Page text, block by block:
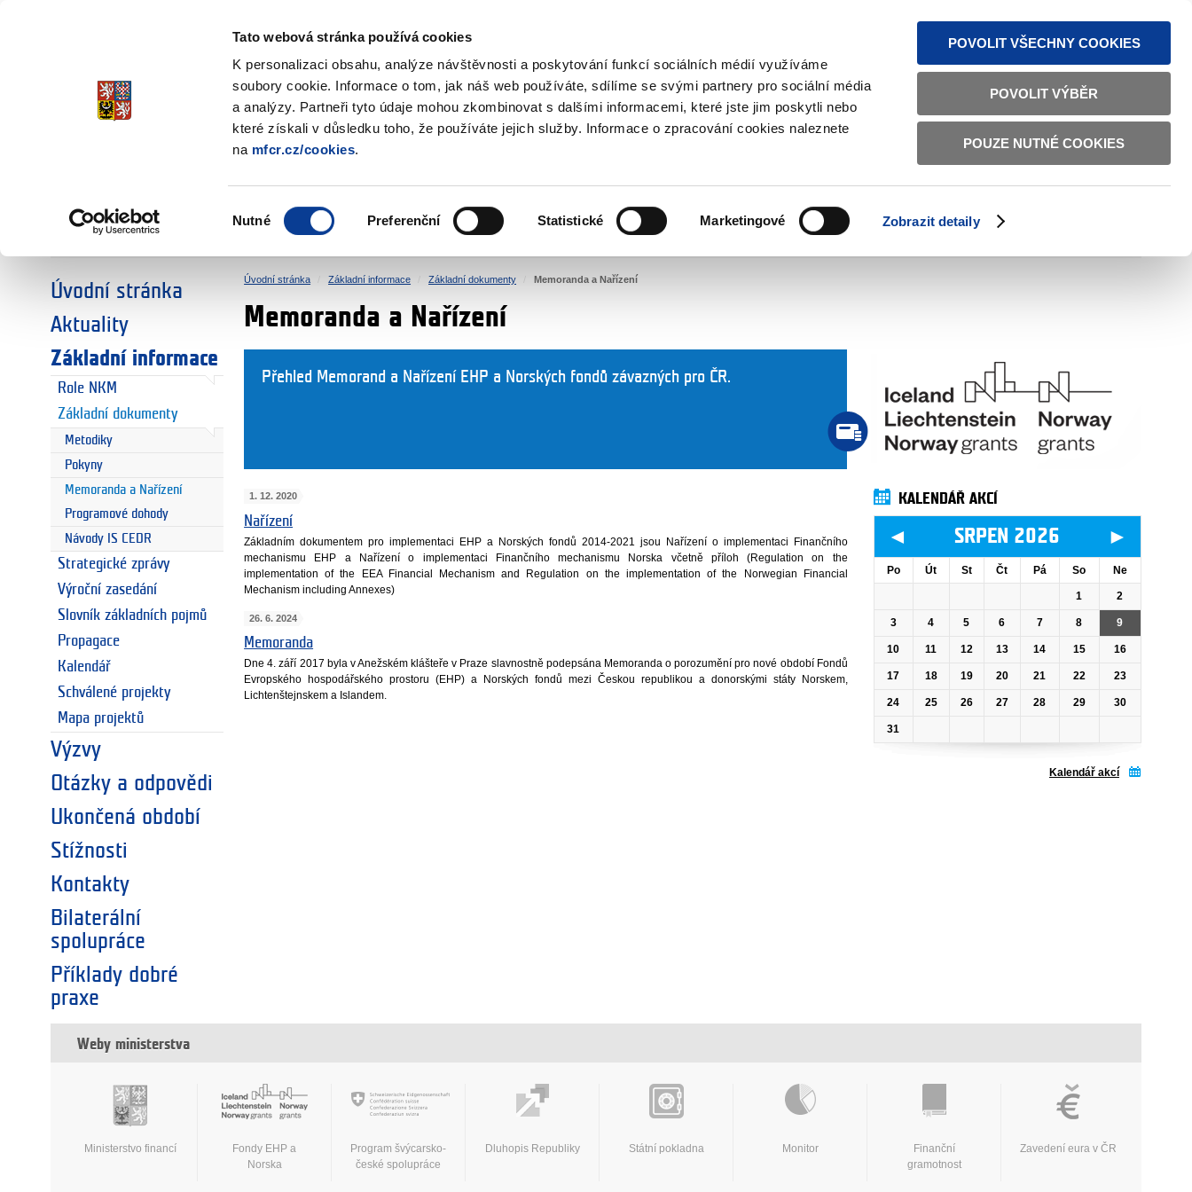
Tato webová stránka používá cookies
K personalizaci obsahu, analýze návštěvnosti a poskytování funkcí sociálních médií využíváme
soubory cookie. Informace o tom, jak náš web používáte, sdílíme se svými partnery pro sociální média
a analýzy. Partneři tyto údaje mohou zkombinovat s dalšími informacemi, které jste jim poskytli nebo
které získali v důsledku toho, že používáte jejich služby. Informace o zpracování cookies naleznete
na mfcr.cz/cookies.
souhlasu
Nutné Preferenční Statistické Marketingové Zobrazit detaily
POVOLIT VŠECHNY COOKIES
POVOLIT VÝBĚR
POUZE NUTNÉ COOKIES
TEXTOVÁ VERZE ČESKY ENGLISH
Fondy EHP a Norska
ZVOLTE SI OBLAST:
SOCIÁLNÍ DIALOG ŽIVOTNÍ PROSTŘEDÍ LIDSKÁ PRÁVA SPRAVEDLNOST VNITŘNÍ VĚCI BILATERÁLNÍ SPOLUPRÁCE
Úvodní stránka
Aktuality
Základní informace
Role NKM
Základní dokumenty
Metodiky
Pokyny
Memoranda a Nařízení
Programové dohody
Návody IS CEDR
Strategické zprávy
Výroční zasedání
Slovník základních pojmů
Propagace
Kalendář
Schválené projekty
Mapa projektů
Výzvy
Otázky a odpovědi
Ukončená období
Stížnosti
Kontakty
Bilaterální
spolupráce
Příklady dobré
praxe
Úvodní stránka Základní informace Základní dokumenty Memoranda a Nařízení
Memoranda a Nařízení
Přehled Memorand a Nařízení EHP a Norských fondů závazných pro ČR.
1. 12. 2020
Nařízení
Základním dokumentem pro implementaci EHP a Norských fondů 2014-2021 jsou Nařízení o implementaci Finančního
mechanismu EHP a Nařízení o implementaci Finančního mechanismu Norska včetně příloh (Regulation on the
implementation of the EEA Financial Mechanism and Regulation on the implementation of the Norwegian Financial
Mechanism including Annexes)
26. 6. 2024
Memoranda
Dne 4. září 2017 byla v Anežském klášteře v Praze slavnostně podepsána Memoranda o porozumění pro nové období Fondů
Evropského hospodářského prostoru (EHP) a Norských fondů mezi Českou republikou a donorskými státy Norskem,
Lichtenštejnskem a Islandem.
KALENDÁŘ AKCÍ
◄ SRPEN 2026 ►
Po Út St Čt Pá So Ne
1 2
3 4 5 6 7 8 9
10 11 12 13 14 15 16
17 18 19 20 21 22 23
24 25 26 27 28 29 30
31
Kalendář akcí
Weby ministerstva
Ministerstvo financí
Fondy EHP a
Norska
Program švýcarsko-
české spolupráce
Dluhopis Republiky Státní pokladna Monitor
Finanční
gramotnost
Zavedení eura v ČR